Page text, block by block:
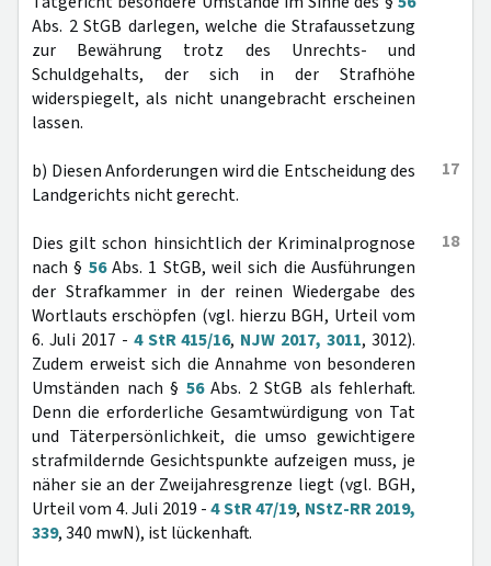
Abs. 2 StGB darlegen, welche die Strafaussetzung
zur Bewährung trotz des Unrechts- und
Schuldgehalts, der sich in der Strafhöhe
widerspiegelt, als nicht unangebracht erscheinen
lassen.
17
b) Diesen Anforderungen wird die Entscheidung des
Landgerichts nicht gerecht.
18
Dies gilt schon hinsichtlich der Kriminalprognose
nach § 56Abs. 1 StGB, weil sich die Ausführungen
der Strafkammer in der reinen Wiedergabe des
Wortlauts erschöpfen (vgl. hierzu BGH, Urteil vom
6. Juli 2017 - 4 StR 415/16, NJW 2017, 3011, 3012).
Zudem erweist sich die Annahme von besonderen
Umständen nach § 56Abs. 2 StGB als fehlerhaft.
Denn die erforderliche Gesamtwürdigung von Tat
und Täterpersönlichkeit, die umso gewichtigere
strafmildernde Gesichtspunkte aufzeigen muss, je
näher sie an der Zweijahresgrenze liegt (vgl. BGH,
Urteil vom 4. Juli 2019 -4 StR 47/19, NStZ-RR 2019,
339, 340 mwN), ist lückenhaft.